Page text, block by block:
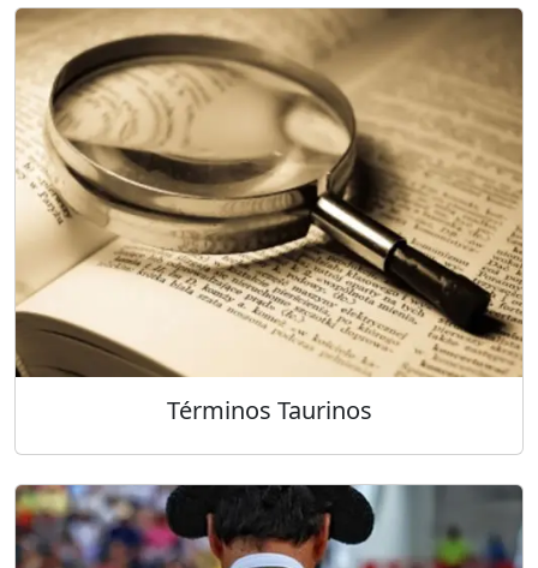
Términos Taurinos